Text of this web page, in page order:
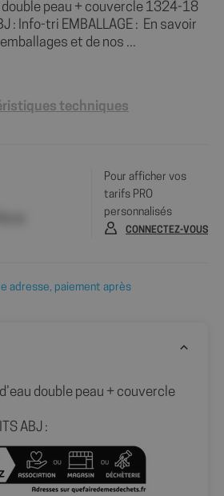
peau + couvercle 1324-18
: Info-tri EMBALLAGE : En savoir
et de nos ...
techniques
Pour afficher vos
tarifs PRO
personnalisés
CONNECTEZ-VOUS
adresse, paiement après
double peau + couvercle
ABJ :